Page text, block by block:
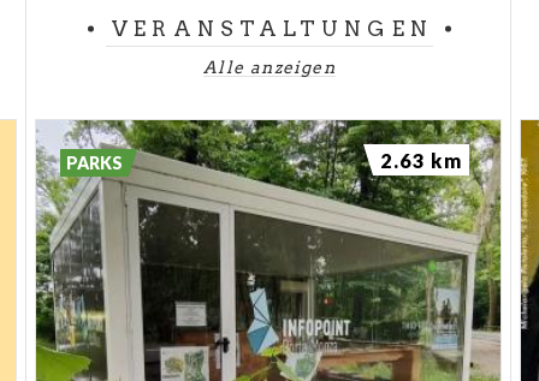
VERANSTALTUNGEN
Alle anzeigen
PARKS 2.63 km